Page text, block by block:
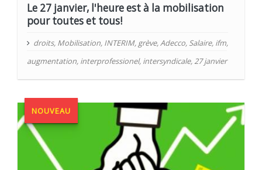
Le 27 janvier, l'heure est à la mobilisation
pour toutes et tous!
droits, Mobilisation, INTERIM, grève,Adecco, Salaire, ifm,
augmentation, interprofessionel, intersyndicale,27 janvier
NOUVEAU